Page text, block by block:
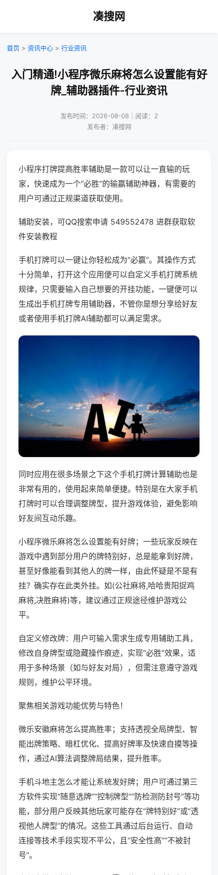
凑搜网
首页 > 资讯中心 > 行业资讯
入门精通!小程序微乐麻将怎么设置能有好
牌_辅助器插件-行业资讯
发布时间：2026-08-08｜阅读：2
发布者：凑搜网
小程序打牌提高胜率辅助是一款可以让一直输的玩
家，快速成为一个“必胜”的输赢辅助神器，有需要的
用户可通过正规渠道获取使用。
辅助安装，可QQ搜索申请 549552478 进群获取软
件安装教程
手机打牌可以一键让你轻松成为“必赢”。其操作方式
十分简单，打开这个应用便可以自定义手机打牌系统
规律，只需要输入自己想要的开挂功能，一键便可以
生成出手机打牌专用辅助器，不管你是想分享给好友
或者使用手机打牌AI辅助都可以满足需求。
同时应用在很多场景之下这个手机打牌计算辅助也是
非常有用的，使用起来简单便捷。特别是在大家手机
打牌时可以合理调整牌型，提升游戏体验，避免影响
好友间互动乐趣。
小程序微乐麻将怎么设置能有好牌；一些玩家反映在
游戏中遇到部分用户的牌特别好，总是能拿到好牌，
甚至好像能看到其他人的牌一样，由此怀疑是不是有
挂？确实存在此类外挂。如(公社麻将,哈哈贵阳捉鸡
麻将,决胜麻将)等，建议通过正规途径维护游戏公
平。
自定义修改牌：用户可输入需求生成专用辅助工具，
修改自身牌型或隐藏操作痕迹，实现“必胜”效果，适
用于多种场景（如与好友对局），但需注意遵守游戏
规则，维护公平环境。
聚焦相关游戏功能优势与特色！
微乐安徽麻将怎么提高胜率；支持透视全局牌型、智
能出牌策略、暗杠优化、提高好牌率及快速自摸等操
作，通过AI算法调整牌局结果，提升胜率。
手机斗地主怎么才能让系统发好牌；用户可通过第三
方软件实现“随意选牌”“控制牌型”“防检测防封号”等功
能，部分用户反映其他玩家可能存在“牌特别好”或“透
视他人牌型”的情况。这些工具通过后台运行、自动
连接等技术手段实现不平公，且“安全性高”“不被封
号”。